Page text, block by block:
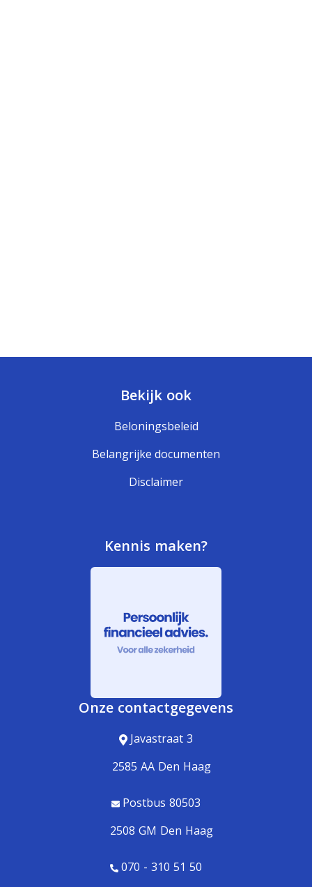
Bekijk ook
Beloningsbeleid
Belangrijke documenten
Disclaimer
Kennis maken?
Onze contactgegevens
Javastraat 3
2585 AA Den Haag
Postbus 80503
2508 GM Den Haag
070 - 310 51 50